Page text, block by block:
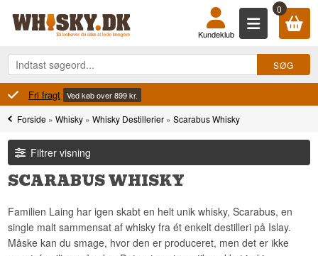
0
Kundeklub
Forside »Whisky »Whisky Destillerier »Scarabus Whisky
Filtrer visning
SCARABUS WHISKY
Familien Laing har igen skabt en helt unik whisky, Scarabus, en
single malt sammensat af whisky fra ét enkelt destilleri på Islay.
Måske kan du smage, hvor den er produceret, men det er ikke